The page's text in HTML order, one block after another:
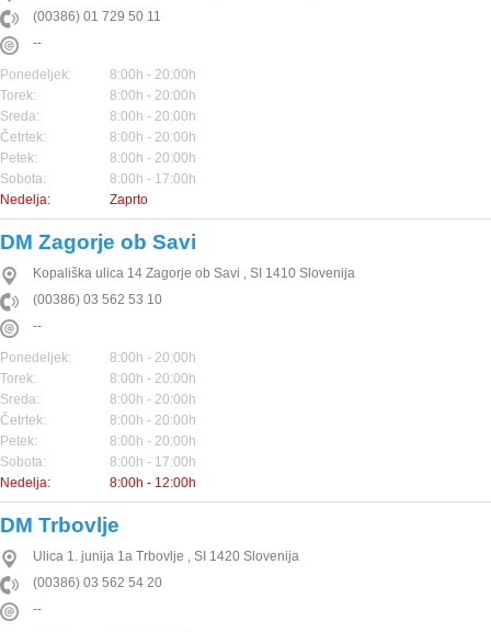
(00386) 01 729 50 11
--
Ponedeljek:
8:00h - 20:00h
Torek:
8:00h - 20:00h
Sreda:
8:00h - 20:00h
Četrtek:
8:00h - 20:00h
Petek:
8:00h - 20:00h
Sobota:
8:00h - 17:00h
Nedelja:
Zaprto
DM Zagorje ob Savi
Kopališka ulica 14 Zagorje ob Savi , SI 1410 Slovenija
(00386) 03 562 53 10
--
Ponedeljek:
8:00h - 20:00h
Torek:
8:00h - 20:00h
Sreda:
8:00h - 20:00h
Četrtek:
8:00h - 20:00h
Petek:
8:00h - 20:00h
Sobota:
8:00h - 17:00h
Nedelja:
8:00h - 12:00h
DM Trbovlje
Ulica 1. junija 1a Trbovlje , SI 1420 Slovenija
(00386) 03 562 54 20
--